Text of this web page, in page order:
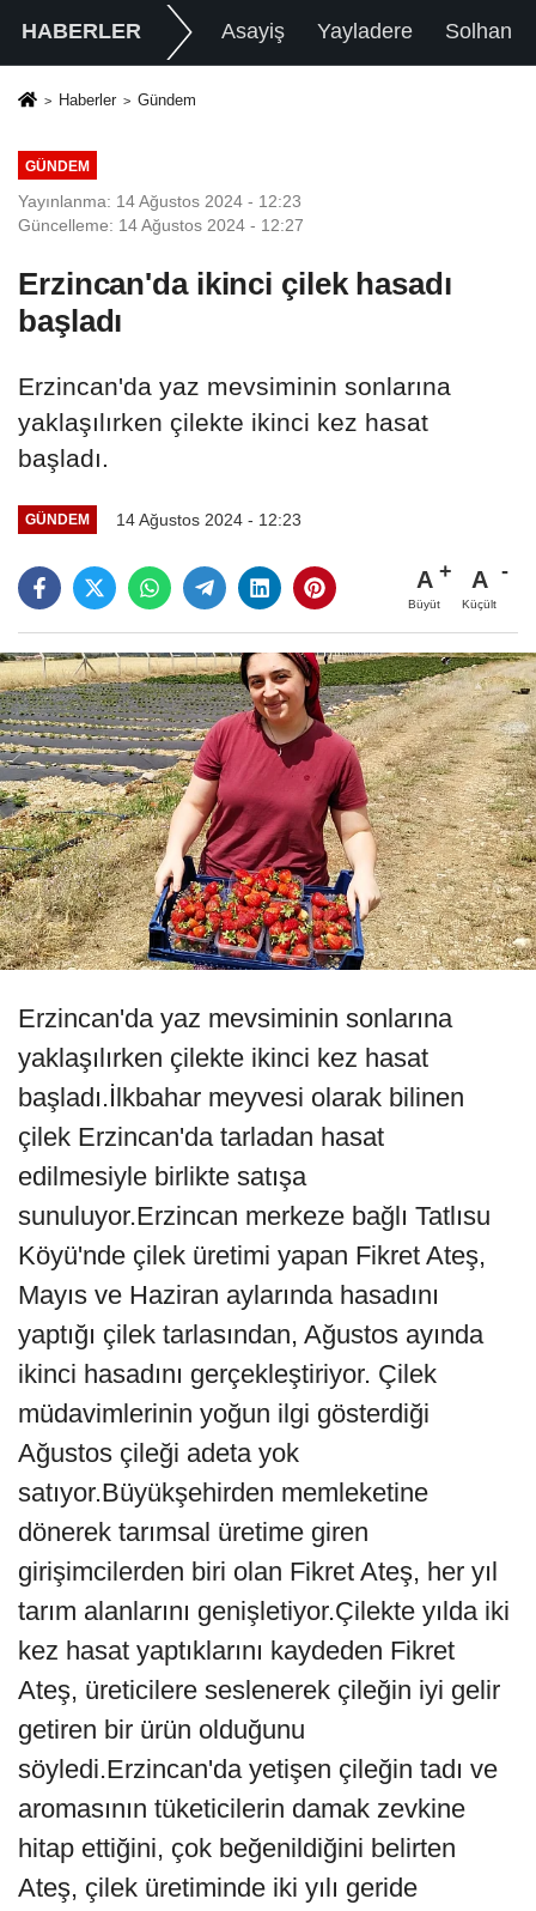
HABERLER Asayiş Yayladere Solhan
Haberler Gündem
GÜNDEM
Yayınlanma: 14 Ağustos 2024 - 12:23
Güncelleme: 14 Ağustos 2024 - 12:27
Erzincan'da ikinci çilek hasadı
başladı
Erzincan'da yaz mevsiminin sonlarına
yaklaşılırken çilekte ikinci kez hasat
başladı.
GÜNDEM 14 Ağustos 2024 - 12:23
A
Büyüt
A
Küçült
Erzincan'da yaz mevsiminin sonlarına
yaklaşılırken çilekte ikinci kez hasat
başladı.İlkbahar meyvesi olarak bilinen
çilek Erzincan'da tarladan hasat
edilmesiyle birlikte satışa
sunuluyor.Erzincan merkeze bağlı Tatlısu
Köyü'nde çilek üretimi yapan Fikret Ateş,
Mayıs ve Haziran aylarında hasadını
yaptığı çilek tarlasından, Ağustos ayında
ikinci hasadını gerçekleştiriyor. Çilek
müdavimlerinin yoğun ilgi gösterdiği
Ağustos çileği adeta yok
satıyor.Büyükşehirden memleketine
dönerek tarımsal üretime giren
girişimcilerden biri olan Fikret Ateş, her yıl
tarım alanlarını genişletiyor.Çilekte yılda iki
kez hasat yaptıklarını kaydeden Fikret
Ateş, üreticilere seslenerek çileğin iyi gelir
getiren bir ürün olduğunu
söyledi.Erzincan'da yetişen çileğin tadı ve
aromasının tüketicilerin damak zevkine
hitap ettiğini, çok beğenildiğini belirten
Ateş, çilek üretiminde iki yılı geride